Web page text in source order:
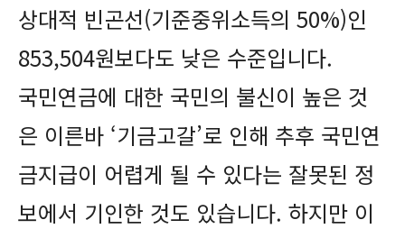
상대적 빈곤선(기준중위소득의 50%)인
853,504원보다도 낮은 수준입니다.
국민연금에 대한 국민의 불신이 높은 것
은 이른바 ‘기금고갈’로 인해 추후 국민연
금지급이 어렵게 될 수 있다는 잘못된 정
보에서 기인한 것도 있습니다. 하지만 이